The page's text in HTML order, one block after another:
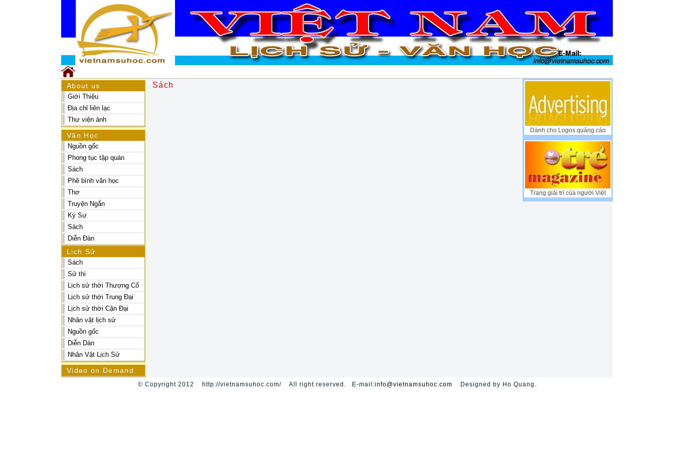
Dành cho Logos quảng cáo
Trang giải trí của người Việt
About us
Giới Thiệu
Địa chỉ liên lạc
Thư viện ảnh
Văn Học
Nguồn gốc
Phong tục tập quán
Sách
Phê bình văn học
Thơ
Truyện Ngắn
Ký Sự
Sách
Diễn Đàn
Lịch Sử
Sách
Sử thi
Lịch sử thời Thượng Cổ
Lịch sử thời Trung Đại
Lịch sử thời Cận Đại
Nhân vật lịch sử
Nguồn gốc
Diễn Dàn
Nhân Vật Lịch Sử
Video on Demand
Sách
© Copyright 2012 http://vietnamsuhoc.com/ All right reserved. E-mail:info@vietnamsuhoc.com Designed by Ho Quang.